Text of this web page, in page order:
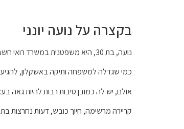
בקצרה על נועה יונני
נועה, בת 30, היא משפטנית במשרד רואי חשבון. מתגוררת כיום בגבעתיים ואשקלונית במקור וללא ספק גם בנפש.
כמי שגדלה למשפחה ותיקה באשקלון, להגיע לגיל 30 בלי טבעת זה לא דבר
אולם, יש לה כמובן סיבות רבות להיות גאה
קריירה מרשימה, חיוך כובש, דעות נחרצות